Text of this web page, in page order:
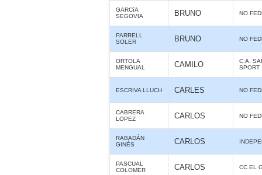
GARCíA
SEGOVIA
BRUNO NO
PARRELL
SOLER
BRUNO NO
ORTOLA
MENGUAL
CAMILO
C.A.
SPORT
ESCRIVA LLUCH CARLES NO
CABRERA
LOPEZ
CARLOS NO
RABADÁN
GINÉS
CARLOS
PASCUAL
COLOMER
CARLOS CC EL